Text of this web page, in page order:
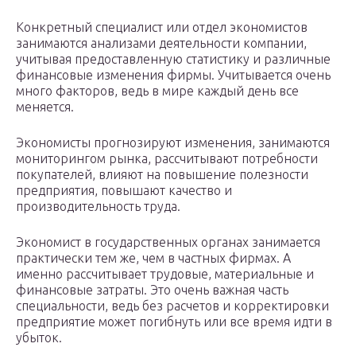
Конкретный специалист или отдел экономистов
занимаются анализами деятельности компании,
учитывая предоставленную статистику и различные
финансовые изменения фирмы. Учитывается очень
много факторов, ведь в мире каждый день все
меняется.
Экономисты прогнозируют изменения, занимаются
мониторингом рынка, рассчитывают потребности
покупателей, влияют на повышение полезности
предприятия, повышают качество и
производительность труда.
Экономист в государственных органах занимается
практически тем же, чем в частных фирмах. А
именно рассчитывает трудовые, материальные и
финансовые затраты. Это очень важная часть
специальности, ведь без расчетов и корректировки
предприятие может погибнуть или все время идти в
убыток.